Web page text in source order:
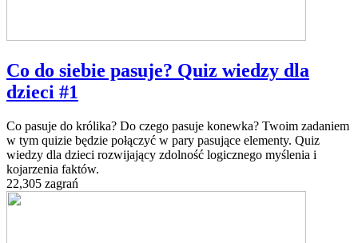
Co do siebie pasuje? Quiz wiedzy dla
dzieci #1
Co pasuje do królika? Do czego pasuje konewka? Twoim zadaniem
w tym quizie będzie połączyć w pary pasujące elementy. Quiz
wiedzy dla dzieci rozwijający zdolność logicznego myślenia i
kojarzenia faktów.
22,305 zagrań